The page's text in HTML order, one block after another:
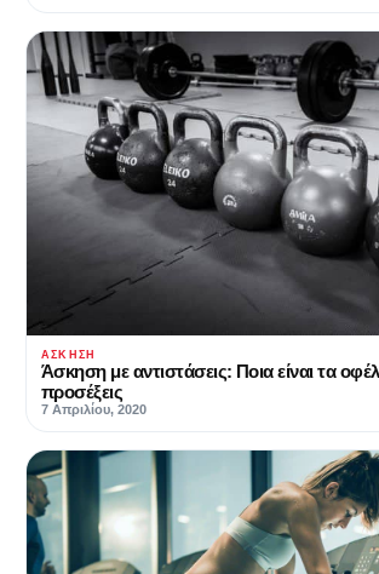
ΆΣΚΗΣΗ
Άσκηση με αντιστάσεις: Ποια είναι τα
προσέξεις
7 Απριλίου, 2020